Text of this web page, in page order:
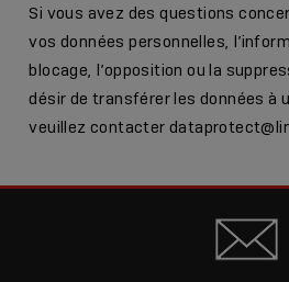
Si vous avez des questions
vos données personnelles,
blocage, l’opposition ou la
désir de transférer les données à
veuillez contacter